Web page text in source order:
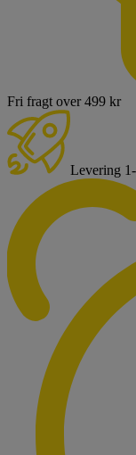
Fri fragt over 499 kr
Levering